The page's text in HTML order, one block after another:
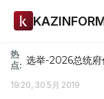
热
点: 选举-2026总统府
19:20, 30 5月 2019